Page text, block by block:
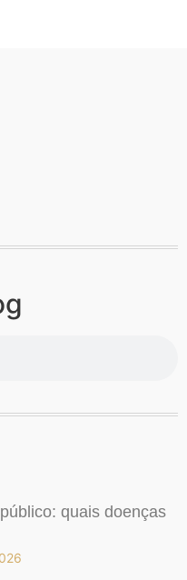
quais doenças